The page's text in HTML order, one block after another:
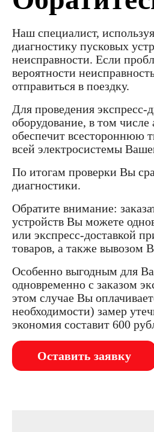
Наш специалист,
диагностику пусковых
неисправности. Если
вероятности
отправиться в поездку.
Для проведения экспресс-
оборудование, в том
обеспечит всестороннюю
всей электросистемы
По итогам проверки Вы
диагностики.
Обратите внимание:
устройств Вы можете
или экспресс-доставкой
товаров, а также вывозом
Особенно выгодным для
одновременно с заказом
этом случае Вы
необходимости) замер
экономия составит 600
Оставить заявку